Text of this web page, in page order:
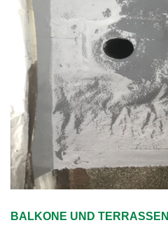
BALKONE UND TERRASSEN